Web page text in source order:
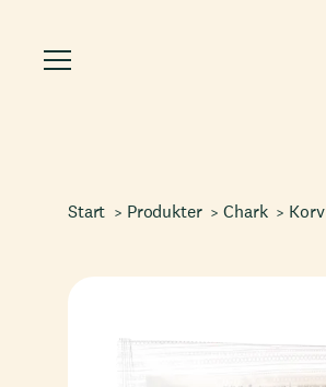
Start Produkter Chark Korv